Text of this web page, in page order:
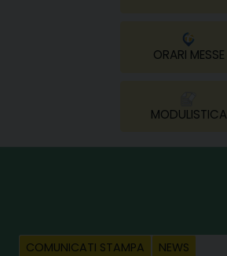
ORARI MESSE
MODULISTICA
COMUNICATI STAMPA NEWS